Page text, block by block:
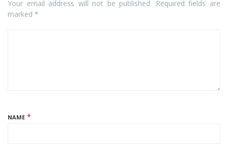
Your email address will not be published. Required fields are
marked *
NAME *